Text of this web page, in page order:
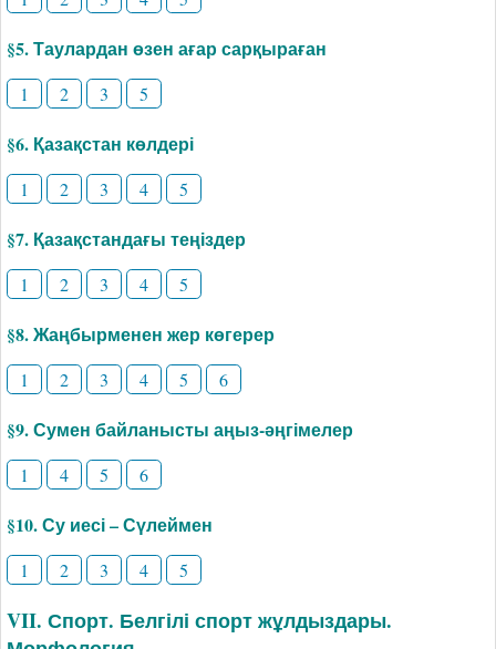
§5. Таулардан өзен ағар сарқыраған
1 2 3 5
§6. Қазақстан көлдері
1 2 3 4 5
§7. Қазақстандағы теңіздер
1 2 3 4 5
§8. Жаңбырменен жер көгерер
1 2 3 4 5 6
§9. Сумен байланысты аңыз-әңгімелер
1 4 5 6
§10. Су иесі – Сүлеймен
1 2 3 4 5
VII. Спорт. Белгілі спорт жұлдыздары.